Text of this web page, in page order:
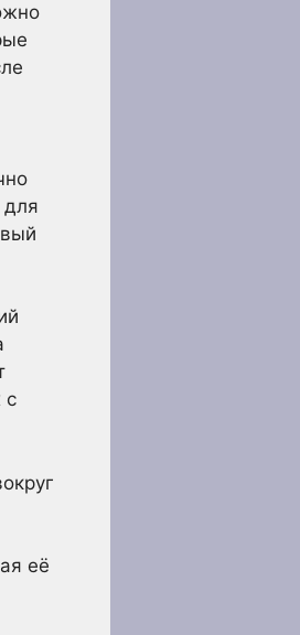
для
с
её